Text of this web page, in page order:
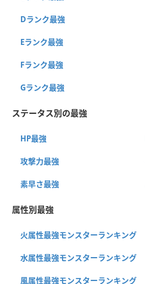
Dランク最強
Eランク最強
Fランク最強
Gランク最強
ステータス別の最強
HP最強
攻撃力最強
素早さ最強
属性別最強
火属性最強モンスターランキング
水属性最強モンスターランキング
風属性最強モンスターランキング